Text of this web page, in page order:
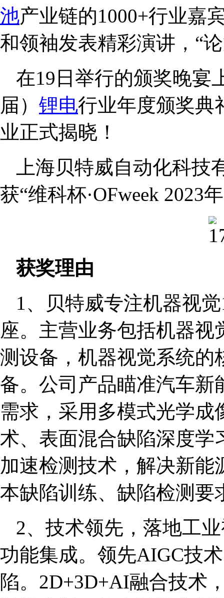
池产业链的1000+行业嘉
和领袖发表精彩演讲，“
在19日举行的颁奖晚宴
届） 锂电行业年度颁奖典
业正式揭晓！
上海贝特威自动化科技
获“维科杯·OFweek 2023
获奖理由
1、贝特威专注机器视
座。主营业务包括机器
测设备，机器视觉系统的
备。公司产品瞄准汽车新
需求，采用多模式光学
术、表面混合缺陷深度学
加速检测技术，解决新
本缺陷训练、缺陷检测要
2、技术领先，落地工
功能集成。领先AIGC技
陷。2D+3D+AI融合技术